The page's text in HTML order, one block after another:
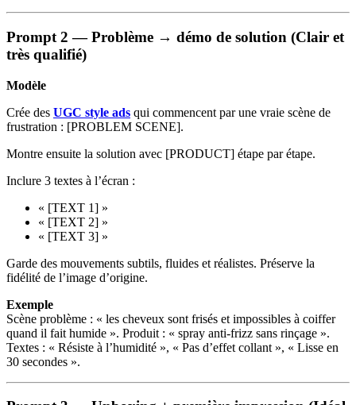
Prompt 2 — Problème → démo de solution (Clair et
très qualifié)
Modèle
Crée des UGC style ads qui commencent par une vraie scène de
frustration : [PROBLEM SCENE].
Montre ensuite la solution avec [PRODUCT] étape par étape.
Inclure 3 textes à l’écran :
« [TEXT 1] »
« [TEXT 2] »
« [TEXT 3] »
Garde des mouvements subtils, fluides et réalistes. Préserve la
fidélité de l’image d’origine.
Exemple
Scène problème : « les cheveux sont frisés et impossibles à coiffer
quand il fait humide ». Produit : « spray anti‑frizz sans rinçage ».
Textes : « Résiste à l’humidité », « Pas d’effet collant », « Lisse en
30 secondes ».